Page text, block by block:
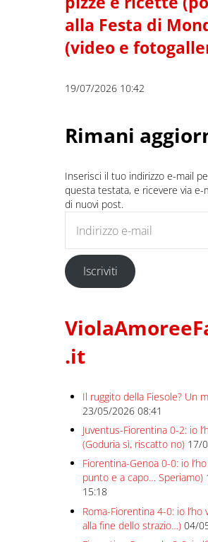
alla Festa di
(video e
19/07/2026 10:42
Rimani
Inserisci il tuo indirizzo e-mail
questa testata, e ricevere via e-
di nuovi post.
Iscriviti
.it
Il ruggito della Fiesole? Un
23/05/2026 08:41
Juventus-Fiorentina 0-2: io
(Goduria sì, riscatto no) 17/
Fiorentina-Genoa 0-0: io
punto e a capo… Speriamo)
15:18
Roma-Fiorentina 4-0: io l’ho
alla fine dello strazio…) 04/